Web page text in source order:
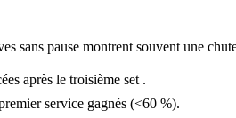
sans pause montrent souvent une
après le troisième set .
service gagnés (<60 %).